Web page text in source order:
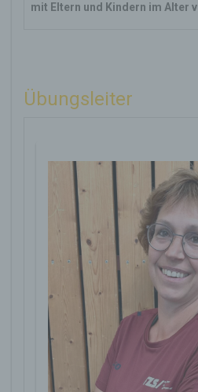
mit Eltern und Kindern im Alter
Übungsleiter